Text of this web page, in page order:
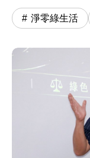
淨零綠生活